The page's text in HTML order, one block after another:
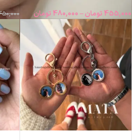
455,000 تومان–
480,000 تومان